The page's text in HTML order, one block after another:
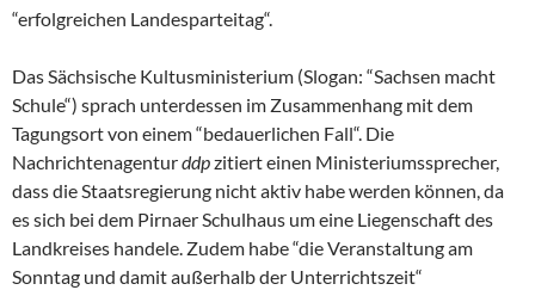
“erfolgreichen Landesparteitag“.
Das Sächsische Kultusministerium (Slogan: “Sachsen macht
Schule“) sprach unterdessen im Zusammenhang mit dem
Tagungsort von einem “bedauerlichen Fall“. Die
Nachrichtenagenturddpzitiert einen Ministeriumssprecher,
dass die Staatsregierung nicht aktiv habe werden können, da
es sich bei dem Pirnaer Schulhaus um eine Liegenschaft des
Landkreises handele. Zudem habe “die Veranstaltung am
Sonntag und damit außerhalb der Unterrichtszeit“